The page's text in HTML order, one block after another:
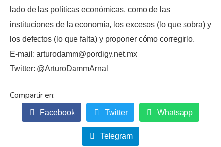
lado de las políticas económicas, como de las
instituciones de la economía, los excesos (lo que sobra) y
los defectos (lo que falta) y proponer cómo corregirlo.
E-mail: arturodamm@pordigy.net.mx
Twitter: @ArturoDammArnal
Facebook Twitter Whatsapp
Telegram